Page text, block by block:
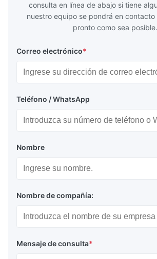
consulta en línea de abajo si tiene
nuestro equipo se pondrá en
pronto como sea posible.
Correo electrónico*
Teléfono / WhatsApp
Nombre
Nombre de compañía:
Mensaje de consulta*